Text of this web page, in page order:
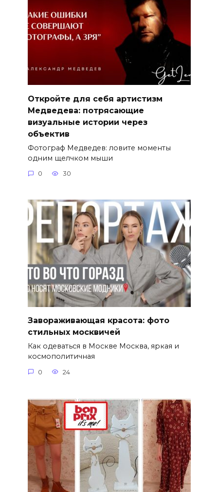
Откройте для себя артистизм
Медведева: потрясающие
визуальные истории через
объектив
Фотограф Медведев: ловите моменты
одним щелчком мыши
0 30
Завораживающая красота: фото
стильных москвичей
Как одеваться в Москве Москва, яркая и
космополитичная
0 24